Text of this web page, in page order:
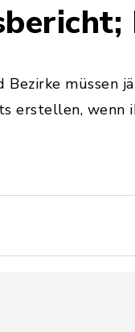
Bezirke
erstellen, wenn